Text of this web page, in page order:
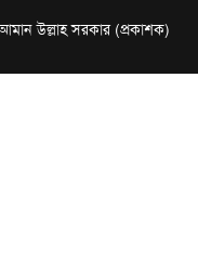
উল্লাহ সরকার (প্রকাশক)